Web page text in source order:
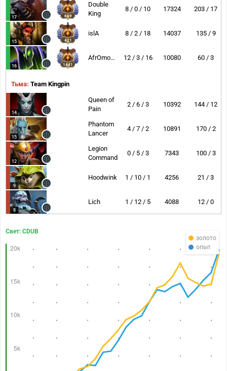
17 669
Double
King
8 / 0 / 10 17324 203 / 17
15 421
islA 8 / 2 / 18 14037 135 / 9
16 1441
AfrOmoush 12 / 3 / 16 10080 60 / 3
Тьма: Team Kingpin
14
Queen of
Pain
2 / 6 / 3 10392 144 / 12
15
Phantom
Lancer
4 / 7 / 2 10891 170 / 2
12
Legion
Commander
0 / 5 / 3 7343 100 / 3
9
Hoodwink 1 / 10 / 1 4256 21 / 3
8
Lich 1 / 12 / 5 4088 12 / 0
золото
опыт
Свет: CDUB